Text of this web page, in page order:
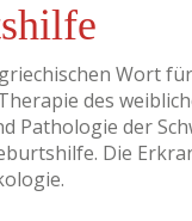
Wort
des
Pathologie der
Die